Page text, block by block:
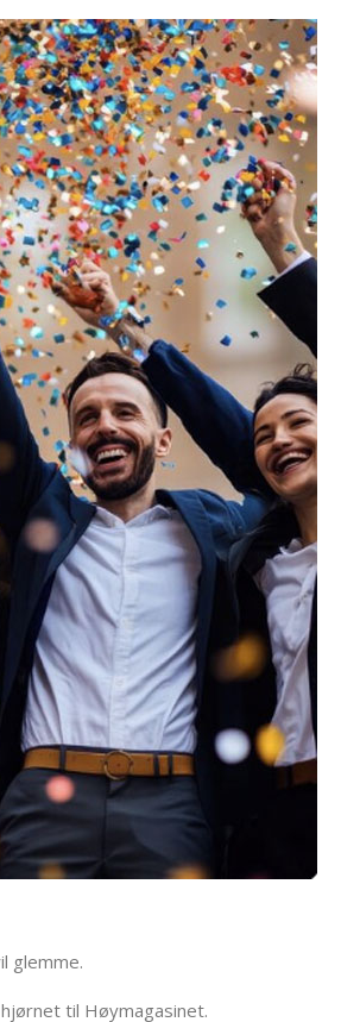
glemme.
til Høymagasinet.